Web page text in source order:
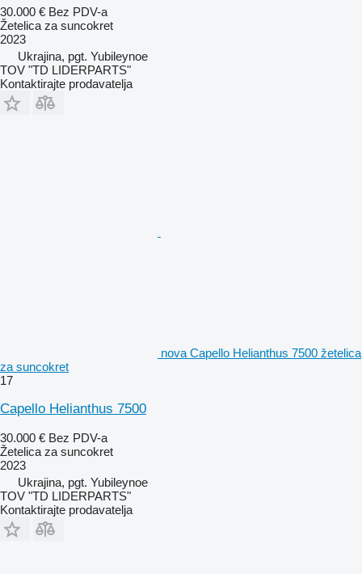
30.000 € Bez PDV-a
Žetelica za suncokret
2023
Ukrajina, pgt. Yubileynoe
TOV "TD LIDERPARTS"
Kontaktirajte prodavatelja
nova Capello Helianthus 7500 žetelica
za suncokret
17
Capello Helianthus 7500
30.000 € Bez PDV-a
Žetelica za suncokret
2023
Ukrajina, pgt. Yubileynoe
TOV "TD LIDERPARTS"
Kontaktirajte prodavatelja